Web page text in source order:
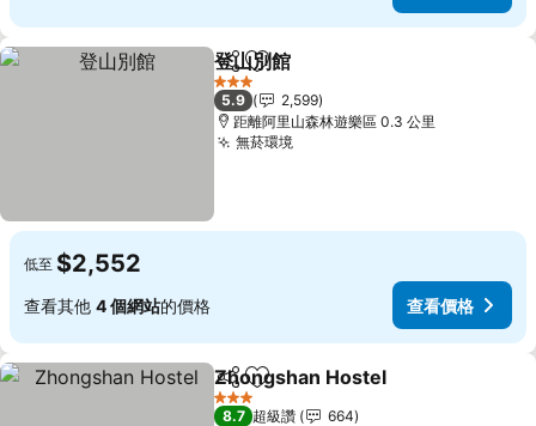
分享 加入我的最愛
登山別館
3 星級
5.9
2,599
距離阿里山森林遊樂區 0.3 公里
無菸環境查看價格
低至 $2,552
查看其他 4 個網站的價格 查看價格
分享 加入我的最愛
Zhongshan Hostel
3 星級
8.7 超級讚
664